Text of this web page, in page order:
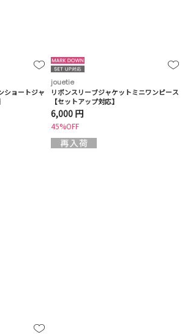
ショートジャ
jouetie
リボンスリーブジャケットミニワンピース
【セットアップ対応】
6,000 円
45%OFF